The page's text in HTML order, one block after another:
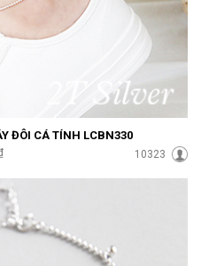
ĐÔI CÁ TÍNH LCBN330
10323